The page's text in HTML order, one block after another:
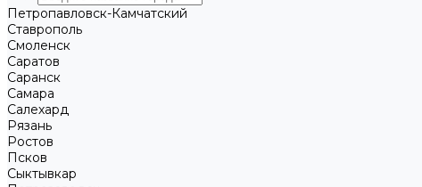
Петропавловск-Камчатский
Ставрополь
Смоленск
Саратов
Саранск
Самара
Салехард
Рязань
Ростов
Псков
Сыктывкар